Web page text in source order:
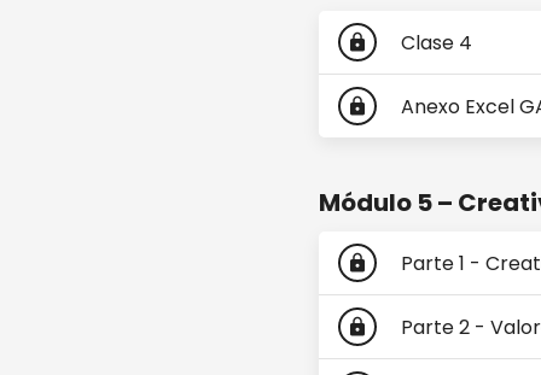
lock Clase 4
lock Anexo Excel
Módulo 5 –
lock Parte 1 -
lock Parte 2 -